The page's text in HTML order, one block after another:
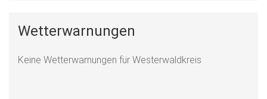
Wetterwarnungen
Keine Wetterwarnungen für Westerwaldkreis